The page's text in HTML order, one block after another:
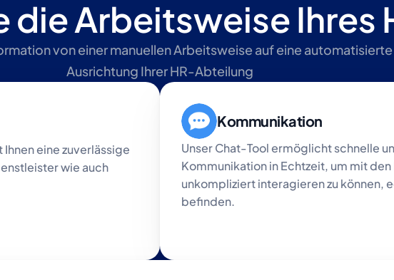
die Arbeitsweise Ihres
von einer manuellen Arbeitsweise auf eine
Ausrichtung Ihrer HR-Abteilung
eine zuverlässige
wie auch
Kommunikation
Unser Chat-Tool ermöglicht schnelle
Kommunikation in Echtzeit, um mit
unkompliziert interagieren zu können,
befinden.